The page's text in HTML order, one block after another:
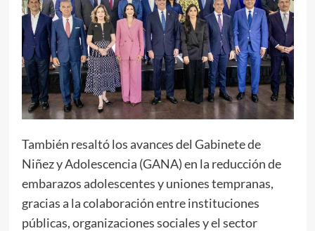
También resaltó los avances del Gabinete de
Niñez y Adolescencia (GANA) en la reducción de
embarazos adolescentes y uniones tempranas,
gracias a la colaboración entre instituciones
públicas, organizaciones sociales y el sector